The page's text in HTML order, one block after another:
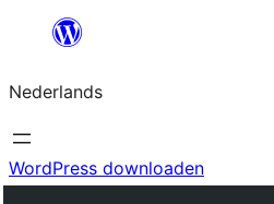
de
inhoud
Nederlands
WordPress downloaden